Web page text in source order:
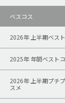
ベスコス
2026年 上半期ベス
2025年 年間ベスト
2026年 上半期プチ
スメ